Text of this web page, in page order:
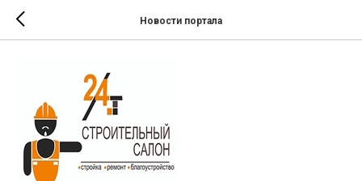
Новости портала